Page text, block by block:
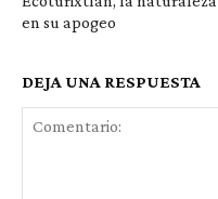
en su apogeo
DEJA UNA RESPUESTA